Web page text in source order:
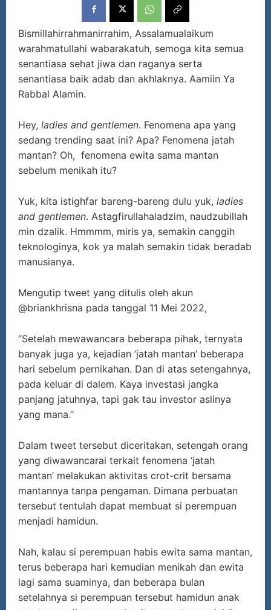
Bismillahirrahmanirrahim, Assalamualaikum
warahmatullahi wabarakatuh, semoga kita semua
senantiasa sehat jiwa dan raganya serta
senantiasa baik adab dan akhlaknya. Aamiin Ya
Rabbal Alamin.
Hey, ladies and gentlemen. Fenomena apa yang
sedang trending saat ini? Apa? Fenomena jatah
mantan? Oh, fenomena ewita sama mantan
sebelum menikah itu?
Yuk, kita istighfar bareng-bareng dulu yuk, ladies
and gentlemen. Astagfirullahaladzim, naudzubillah
min dzalik. Hmmmm, miris ya, semakin canggih
teknologinya, kok ya malah semakin tidak beradab
manusianya.
Mengutip tweet yang ditulis oleh akun
@briankhrisna pada tanggal 11 Mei 2022,
“Setelah mewawancara beberapa pihak, ternyata
banyak juga ya, kejadian ‘jatah mantan’ beberapa
hari sebelum pernikahan. Dan di atas setengahnya,
pada keluar di dalem. Kaya investasi jangka
panjang jatuhnya, tapi gak tau investor aslinya
yang mana.”
Dalam tweet tersebut diceritakan, setengah orang
yang diwawancarai terkait fenomena ‘jatah
mantan’ melakukan aktivitas crot-crit bersama
mantannya tanpa pengaman. Dimana perbuatan
tersebut tentulah dapat membuat si perempuan
menjadi hamidun.
Nah, kalau si perempuan habis ewita sama mantan,
terus beberapa hari kemudian menikah dan ewita
lagi sama suaminya, dan beberapa bulan
setelahnya si perempuan tersebut hamidun anak